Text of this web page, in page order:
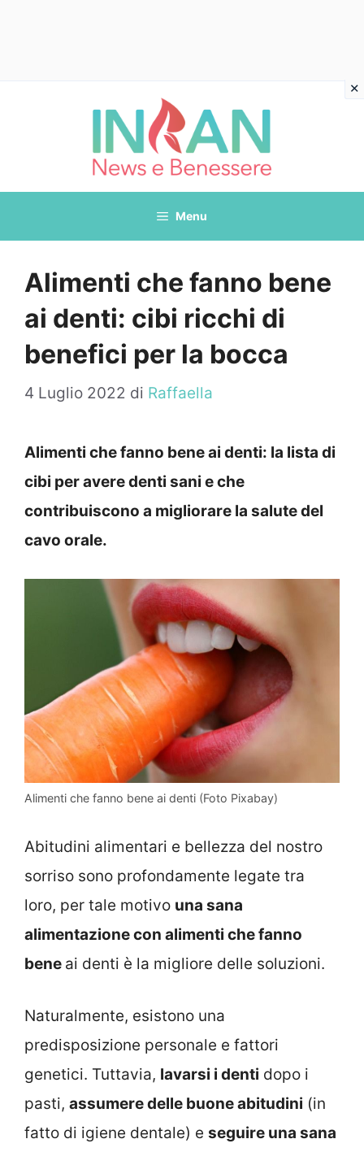
Menu
Alimenti che fanno bene
ai denti: cibi ricchi di
benefici per la bocca
4 Luglio 2022 di Raffaella
Alimenti che fanno bene ai denti: la lista di
cibi per avere denti sani e che
contribuiscono a migliorare la salute del
cavo orale.
Alimenti che fanno bene ai denti (Foto Pixabay)
Abitudini alimentari e bellezza del nostro
sorriso sono profondamente legate tra
loro, per tale motivo una sana
alimentazione con alimenti che fanno
bene ai denti è la migliore delle soluzioni.
Naturalmente, esistono una
predisposizione personale e fattori
genetici. Tuttavia, lavarsi i denti dopo i
pasti, assumere delle buone abitudini (in
fatto di igiene dentale) e seguire una sana